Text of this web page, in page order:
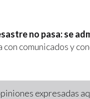
no pasa: se
comunicados y
expresadas